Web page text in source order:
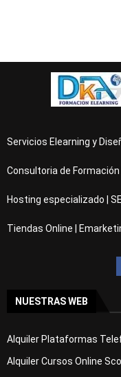
Servicios Elearning y
Consultoria de
Hosting especializado |
Tiendas Online |
NUESTRAS WEB
Alquiler Plataformas
Alquiler Cursos Online